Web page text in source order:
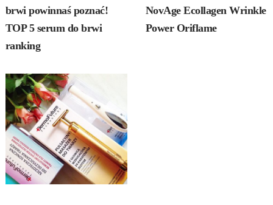
brwi powinnaś poznać!
TOP 5 serum do brwi
ranking
NovAge Ecollagen Wrinkle
Power Oriflame